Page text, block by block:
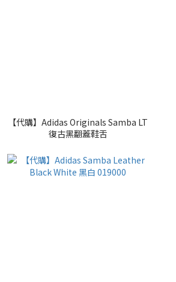
【代購】Adidas Originals Samba LT
復古黑翻蓋鞋舌